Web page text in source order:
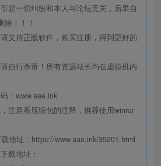
起一切纠纷和本人与论坛无关，后果自
！！！
支持正版软件，购买注册，得到更好的
自行杀毒！所有资源站长均在虚拟机内
：www.aae.ink
注意看压缩包的注释，推荐使用winrar
地址：https://www.aae.ink/35201.html
载地址：